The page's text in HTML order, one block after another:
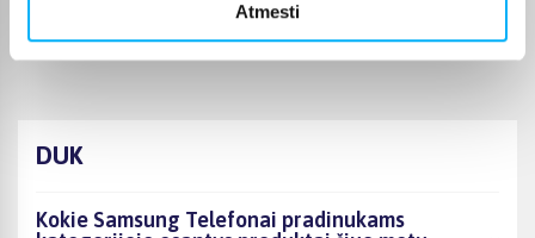
Atmesti
DUK
Kokie Samsung Telefonai pradinukams